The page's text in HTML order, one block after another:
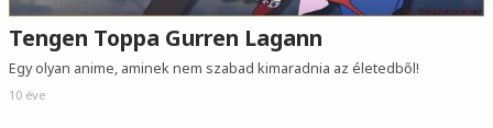
Tengen Toppa Gurren Lagann
Egy olyan anime, aminek nem szabad kimaradnia az életedből!
10 éve